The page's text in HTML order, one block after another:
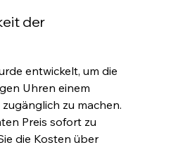
der
entwickelt, um die
Uhren einem
zu machen.
Preis sofort zu
die Kosten über